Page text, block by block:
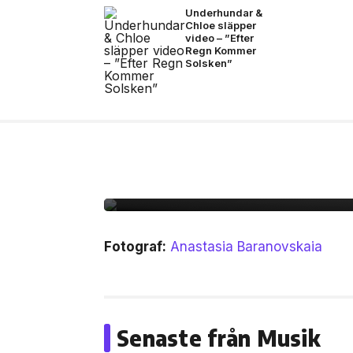
Underhundar &
Chloe släpper
video – ”Efter
Regn Kommer
Solsken”
Fotograf: Anastasia Baranovskaia
Senaste från Musik